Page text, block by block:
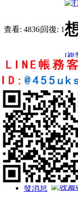
查看: 4836|回復: 1
[複
rosphp
2
主題
4
帖子
46
積分
新手上路
積分
46
發消息
電梯直
樓主
發
想知道